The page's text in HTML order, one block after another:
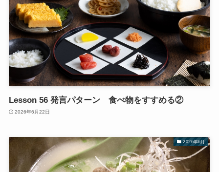
Lesson 56 発言パターン 食べ物をすすめる②
2026年6月22日
2026年6月